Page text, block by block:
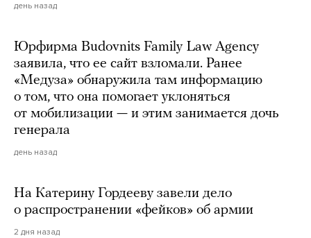
день назад
Юрфирма Budovnits Family Law Agency
заявила, что ее сайт взломали. Ранее
«Медуза» обнаружила там информацию
о том, что она помогает уклоняться
от мобилизации — и этим занимается дочь
генерала
день назад
На Катерину Гордееву завели дело
о распространении «фейков» об армии
2 дня назад